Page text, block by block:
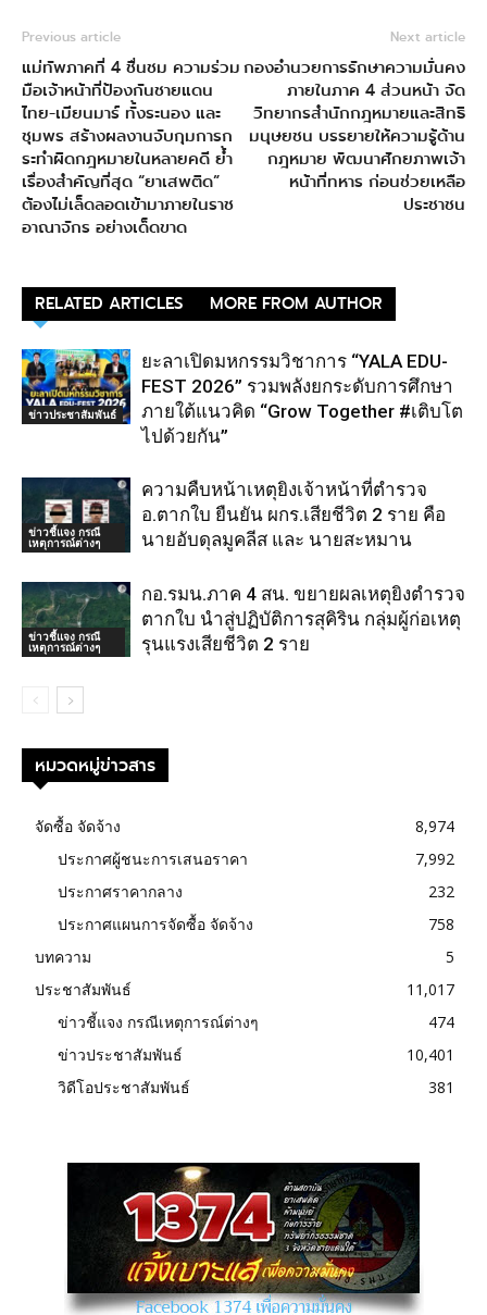
Previous article
แม่ทัพภาคที่ 4 ชื่นชม ความร่วม
มือเจ้าหน้าที่ป้องกันชายแดน
ไทย-เมียนมาร์ ทั้งระนอง และ
ชุมพร สร้างผลงานจับกุมการก
ระทำผิดกฎหมายในหลายคดี ย้ำ
เรื่องสำคัญที่สุด “ยาเสพติด”
ต้องไม่เล็ดลอดเข้ามาภายในราช
อาณาจักร อย่างเด็ดขาด
Next article
กองอำนวยการรักษาความมั่นคง
ภายในภาค 4 ส่วนหน้า จัด
วิทยากรสำนักกฎหมายและสิทธิ
มนุษยชน บรรยายให้ความรู้ด้าน
กฎหมาย พัฒนาศักยภาพเจ้า
หน้าที่ทหาร ก่อนช่วยเหลือ
ประชาชน
RELATED ARTICLES MORE FROM AUTHOR
ข่าวประชาสัมพันธ์
ยะลาเปิดมหกรรมวิชาการ “YALA EDU-
FEST 2026” รวมพลังยกระดับการศึกษา
ภายใต้แนวคิด “Grow Together #เติบโต
ไปด้วยกัน”
ข่าวชี้แจง กรณี
เหตุการณ์ต่างๆ
ความคืบหน้าเหตุยิงเจ้าหน้าที่ตำรวจ
อ.ตากใบ ยืนยัน ผกร.เสียชีวิต 2 ราย คือ
นายอับดุลมูคลีส และ นายสะหมาน
ข่าวชี้แจง กรณี
เหตุการณ์ต่างๆ
กอ.รมน.ภาค 4 สน. ขยายผลเหตุยิงตำรวจ
ตากใบ นำสู่ปฏิบัติการสุคิริน กลุ่มผู้ก่อเหตุ
รุนแรงเสียชีวิต 2 ราย
หมวดหมู่ข่าวสาร
จัดซื้อ จัดจ้าง
8,974
ประกาศผู้ชนะการเสนอราคา
7,992
ประกาศราคากลาง
232
ประกาศแผนการจัดซื้อ จัดจ้าง
758
บทความ
5
ประชาสัมพันธ์
11,017
ข่าวชี้แจง กรณีเหตุการณ์ต่างๆ
474
ข่าวประชาสัมพันธ์
10,401
วิดีโอประชาสัมพันธ์
381